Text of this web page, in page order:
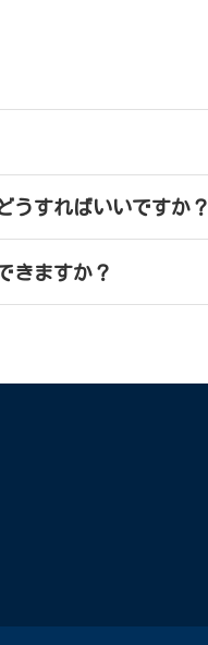
うすればいいですか？
きますか？